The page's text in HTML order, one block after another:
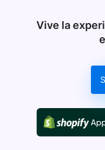
Vive la